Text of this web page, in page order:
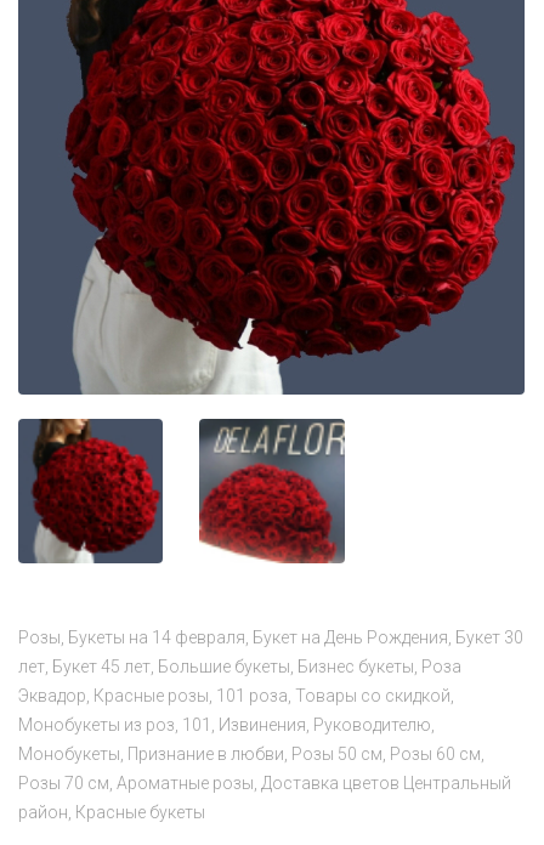
Розы Букеты на 14 февраля Букет на День Рождения Букет 30
лет Букет 45 лет Большие букеты Бизнес букеты Роза
Эквадор Красные розы 101 роза Товары со скидкой
Монобукеты из роз 101 Извинения Руководителю
Монобукеты Признание в любви Розы 50 см Розы 60 см
Розы 70 см Ароматные розы Доставка цветов Центральный
район Красные букеты